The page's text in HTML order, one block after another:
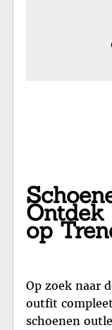
Ontdek
op
Op zoek naar
outfit
schoenen